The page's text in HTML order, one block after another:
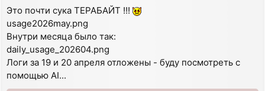
Это почти сука ТЕРАБАЙТ !!!
usage2026may.png
Внутри месяца было так:
daily_usage_202604.png
Логи за 19 и 20 апреля отложены - буду посмотреть с
помощью AI...